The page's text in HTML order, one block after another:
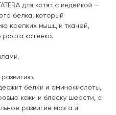
для котят с индейкой —
белка, который
крепких мышц и тканей,
котёнка.
белки и аминокислоты,
кожи и блеску шерсти, а
развитие мозга и